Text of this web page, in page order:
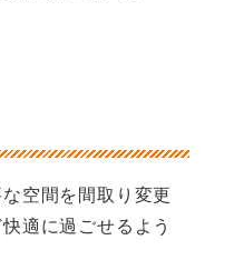
空間を間取り変更
適に過ごせるよう